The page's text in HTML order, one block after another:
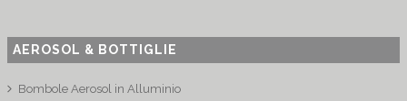
AEROSOL & BOTTIGLIE
Bombole Aerosol in Alluminio